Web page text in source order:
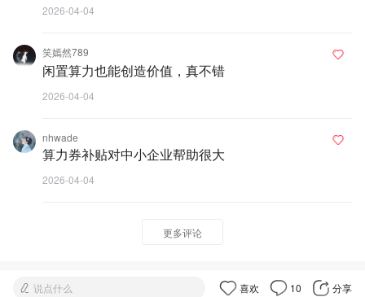
2026-04-04
笑嫣然789
闲置算力也能创造价值，真不错
2026-04-04
nhwade
算力券补贴对中小企业帮助很大
2026-04-04
更多评论
说点什么 喜欢 10 分享